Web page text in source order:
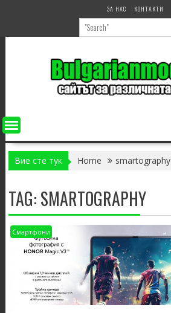
ЗА НАС КОНТАКТИ
Вие сте тук Home smartography
TAG:SMARTOGRAPHY
Смартфони